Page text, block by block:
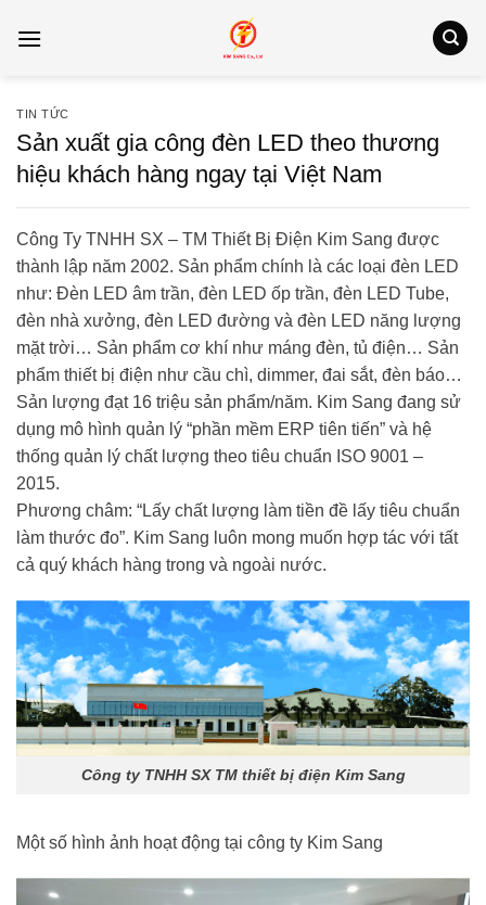
qua
TIN TỨC
Sản xuất gia công đèn LED theo thương
hiệu khách hàng ngay tại Việt Nam
Công Ty TNHH SX – TM Thiết Bị Điện Kim Sang được
thành lập năm 2002. Sản phẩm chính là các loại đèn LED
như: Đèn LED âm trần, đèn LED ốp trần, đèn LED Tube,
đèn nhà xưởng, đèn LED đường và đèn LED năng lượng
mặt trời… Sản phẩm cơ khí như máng đèn, tủ điện… Sản
phẩm thiết bị điện như cầu chì, dimmer, đai sắt, đèn báo…
Sản lượng đạt 16 triệu sản phẩm/năm. Kim Sang đang sử
dụng mô hình quản lý “phần mềm ERP tiên tiến” và hệ
thống quản lý chất lượng theo tiêu chuẩn ISO 9001 –
2015.
Phương châm: “Lấy chất lượng làm tiền đề lấy tiêu chuẩn
làm thước đo”. Kim Sang luôn mong muốn hợp tác với tất
cả quý khách hàng trong và ngoài nước.
Công ty TNHH SX TM thiết bị điện Kim Sang
Một số hình ảnh hoạt động tại công ty Kim Sang